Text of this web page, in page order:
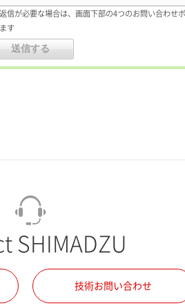
信が必要な場合は、画面下部の4つのお問い合わせ
す
SHIMADZU
技術お問い合わせ